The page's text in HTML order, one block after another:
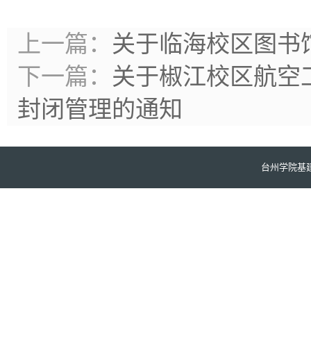
上一篇： 关于临海校区图书
下一篇： 关于椒江校区航空
封闭管理的通知
台州学院基